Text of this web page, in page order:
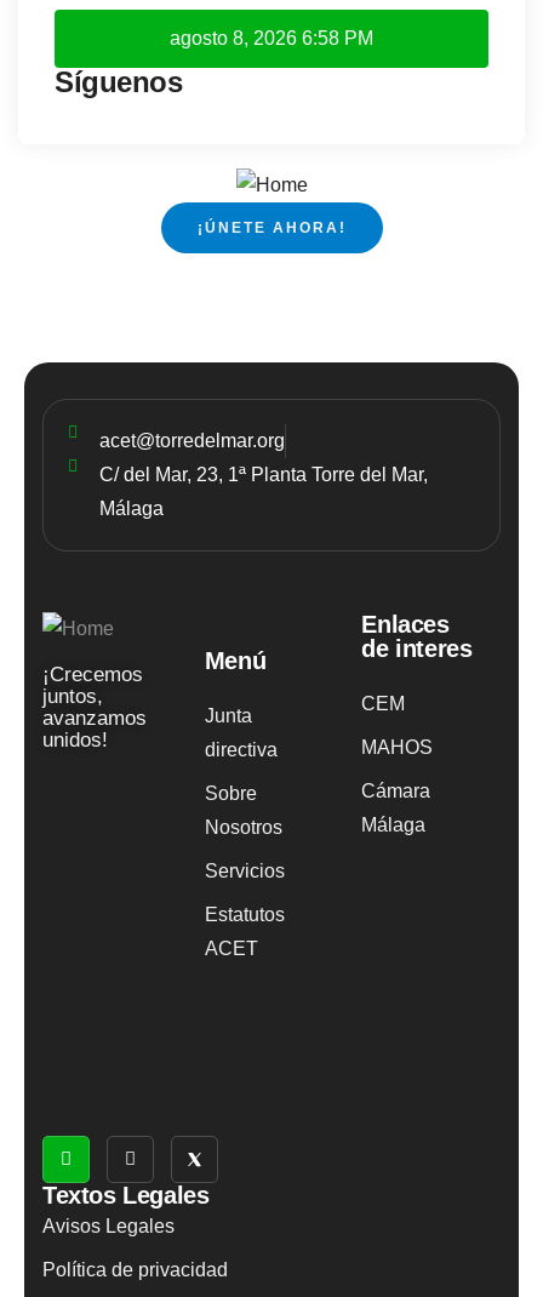
agosto 8, 2026 6:58 PM
Síguenos
¡ÚNETE AHORA!
acet@torredelmar.org
C/ del Mar, 23, 1ª Planta Torre del Mar,
Málaga
¡Crecemos
juntos,
avanzamos
unidos!
Menú
Junta
directiva
Sobre
Nosotros
Servicios
Estatutos
ACET
Enlaces
de interes
CEM
MAHOS
Cámara
Málaga
Textos Legales
Avisos Legales
Política de privacidad